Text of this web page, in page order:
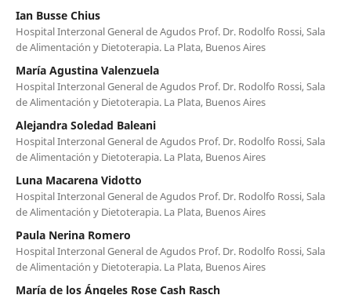
Ian Busse Chius
Hospital Interzonal General de Agudos Prof. Dr. Rodolfo Rossi, Sala
de Alimentación y Dietoterapia. La Plata, Buenos Aires
María Agustina Valenzuela
Hospital Interzonal General de Agudos Prof. Dr. Rodolfo Rossi, Sala
de Alimentación y Dietoterapia. La Plata, Buenos Aires
Alejandra Soledad Baleani
Hospital Interzonal General de Agudos Prof. Dr. Rodolfo Rossi, Sala
de Alimentación y Dietoterapia. La Plata, Buenos Aires
Luna Macarena Vidotto
Hospital Interzonal General de Agudos Prof. Dr. Rodolfo Rossi, Sala
de Alimentación y Dietoterapia. La Plata, Buenos Aires
Paula Nerina Romero
Hospital Interzonal General de Agudos Prof. Dr. Rodolfo Rossi, Sala
de Alimentación y Dietoterapia. La Plata, Buenos Aires
María de los Ángeles Rose Cash Rasch